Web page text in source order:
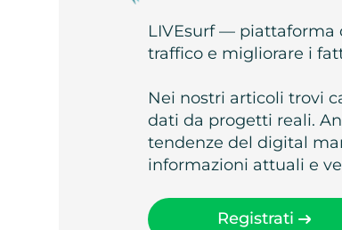
LIVEsurf — piattaforma
traffico e migliorare i
Nei nostri articoli trovi
dati da progetti reali.
tendenze del digital
informazioni attuali e
Registrati